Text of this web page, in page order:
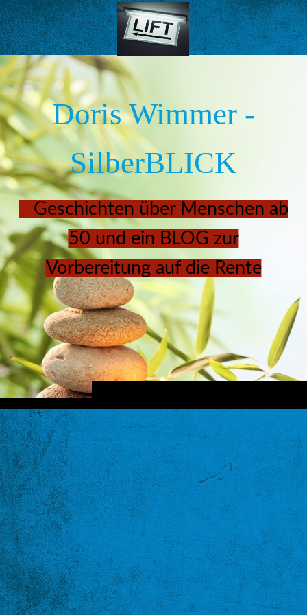
Doris Wimmer -
SilberBLICK
Geschichten über Menschen ab
50 und ein BLOG zur
Vorbereitung auf die Rente